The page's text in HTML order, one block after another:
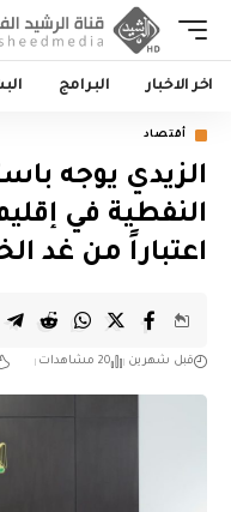
اخر الاخبار البرامج
أقتصاد
الزيدي يوجه
النفطية في
اعتباراً من غد
قبل شهرين 20 مشاهدات